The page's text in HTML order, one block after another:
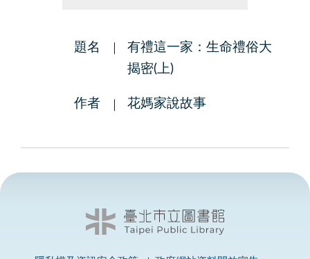
題名
有禮這一家：生命禮俗大
揭密(上)
作者 花媽家說故事